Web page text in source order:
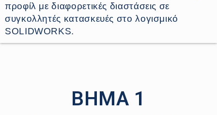
προφίλ με διαφορετικές διαστάσεις σε
συγκολλητές κατασκευές στο λογισμικό
SOLIDWORKS.
ΒΗΜΑ 1